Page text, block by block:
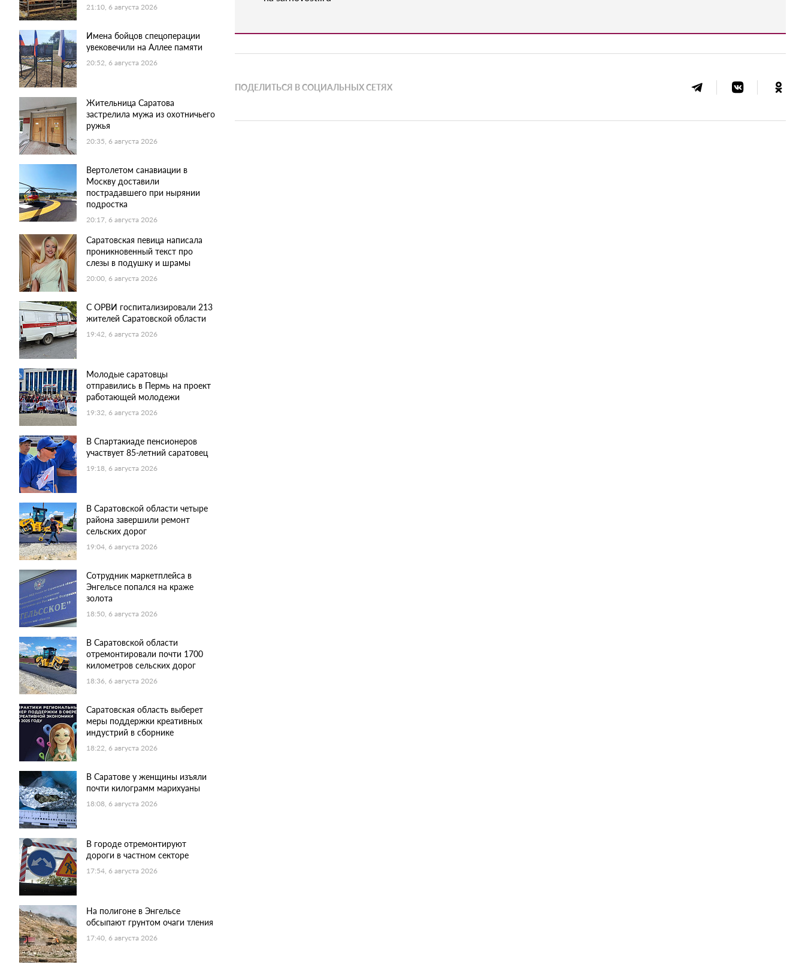
21:10, 6 августа 2026
Имена бойцов спецоперации
увековечили на Аллее памяти
20:52, 6 августа 2026
Жительница Саратова
застрелила мужа из охотничьего
ружья
20:35, 6 августа 2026
Вертолетом санавиации в
Москву доставили
пострадавшего при нырянии
подростка
20:17, 6 августа 2026
Саратовская певица написала
проникновенный текст про
слезы в подушку и шрамы
20:00, 6 августа 2026
С ОРВИ госпитализировали 213
жителей Саратовской области
19:42, 6 августа 2026
Молодые саратовцы
отправились в Пермь на проект
работающей молодежи
19:32, 6 августа 2026
В Спартакиаде пенсионеров
участвует 85-летний саратовец
19:18, 6 августа 2026
В Саратовской области четыре
района завершили ремонт
сельских дорог
19:04, 6 августа 2026
Сотрудник маркетплейса в
Энгельсе попался на краже
золота
18:50, 6 августа 2026
В Саратовской области
отремонтировали почти 1700
километров сельских дорог
18:36, 6 августа 2026
Саратовская область выберет
меры поддержки креативных
индустрий в сборнике
18:22, 6 августа 2026
В Саратове у женщины изъяли
почти килограмм марихуаны
18:08, 6 августа 2026
В городе отремонтируют
дороги в частном секторе
17:54, 6 августа 2026
На полигоне в Энгельсе
обсыпают грунтом очаги тления
17:40, 6 августа 2026
ПОДЕЛИТЬСЯ В СОЦИАЛЬНЫХ СЕТЯХ